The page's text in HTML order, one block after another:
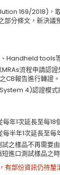
169/2018)，
分條文，新決議
Handheld tools等
流程申請認
CB報告進行轉證。
4)認證模
年1次延長至每18
半年1次延長至每
之樣品不再需要
進口測試樣品之時
有部份資訊仍待釐